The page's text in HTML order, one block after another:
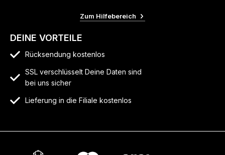
Zum Hilfebereich
DEINE VORTEILE
Rücksendung kostenlos
SSL verschlüsselt Deine Daten sind
bei uns sicher
Lieferung in die Filiale kostenlos